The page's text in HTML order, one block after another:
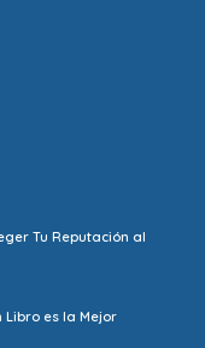
Tu Reputación al
Libro es la Mejor